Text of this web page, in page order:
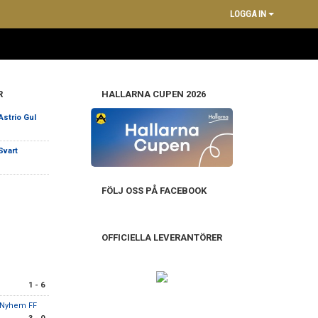
LOGGA IN
Gul
1 - 6
FF
HALLARNA CUPEN 2026
FÖLJ OSS PÅ FACEBOOK
OFFICIELLA LEVERANTÖRER